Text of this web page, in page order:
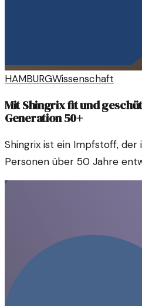
HAMBURGWissenschaft
Mit Shingrix fit und
Generation 50+
Shingrix ist ein Impfstoff, der
Personen über 50 Jahre
tägliche Einnahme könnte
vor Gürtelrose bieten und